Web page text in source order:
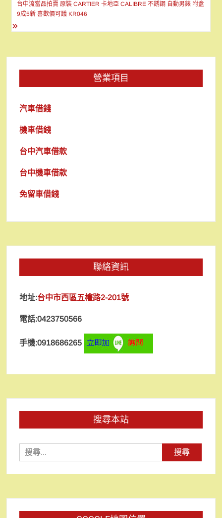
覽
台中流當品拍賣 原裝 CARTIER 卡地亞 CALIBRE 不銹鋼 自動男錶 附盒
9成5新 喜歡價可議 KR046
營業項目
汽車借錢
機車借錢
台中汽車借款
台中機車借款
免留車借錢
聯絡資訊
地址:台中市西區五權路2-201號
電話:0423750566
手機:0918686265
搜尋本站
尋
關